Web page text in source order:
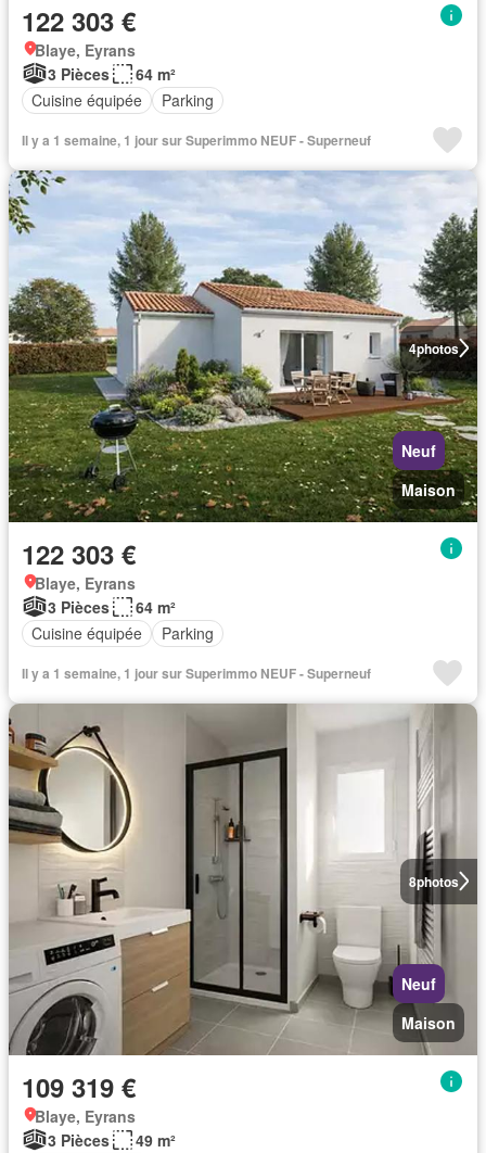
122 303 €
Blaye, Eyrans
3 Pièces
64 m²
Cuisine équipée
Parking
Il y a 1 semaine, 1 jour sur Superimmo NEUF - Superneuf
4photos
Neuf
Maison
122 303 €
Blaye, Eyrans
3 Pièces
64 m²
Cuisine équipée
Parking
Il y a 1 semaine, 1 jour sur Superimmo NEUF - Superneuf
8photos
Neuf
Maison
109 319 €
Blaye, Eyrans
3 Pièces
49 m²